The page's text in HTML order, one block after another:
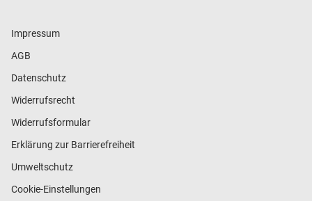
Impressum
AGB
Datenschutz
Widerrufsrecht
Widerrufsformular
Erklärung zur Barrierefreiheit
Umweltschutz
Cookie-Einstellungen